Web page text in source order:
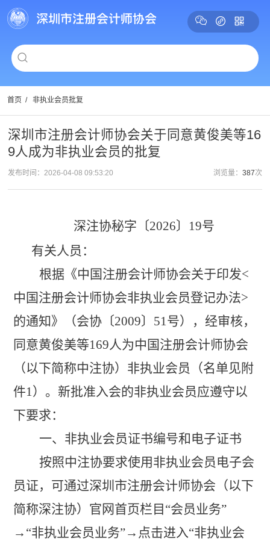
首页 / 非执业会员批复
深圳市注册会计师协会关于同意黄俊美等16
9人成为非执业会员的批复
发布时间：2026-04-08 09:53:20 浏览量： 387次
深注协秘字〔2026〕19号
有关人员：
根据《中国注册会计师协会关于印发<
中国注册会计师协会非执业会员登记办法>
的通知》（会协〔2009〕 51号），经审核，
同意黄俊美等169人为中国注册会计师协会
（以下简称中注协） 非执业会员（名单见附
件1）。新批准入会的非执业会员应遵守以
下要求：
一、非执业会员证书编号和电子证书
按照中注协要求使用非执业会员电子会
员证，可通过深圳 市注册会计师协会（以下
简称深注协） 官网首页栏目 “会员业务”
→“非执业会员业务”→ 点击进入“非执业会